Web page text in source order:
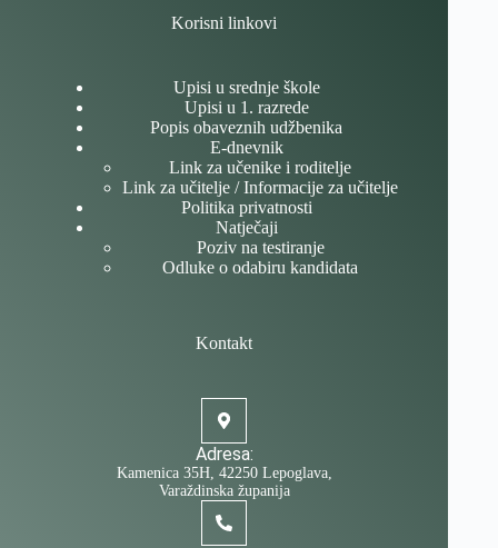
Korisni linkovi
Upisi u srednje škole
Upisi u 1. razrede
Popis obaveznih udžbenika
E-dnevnik
Link za učenike i roditelje
Link za učitelje / Informacije za učitelje
Politika privatnosti
Natječaji
Poziv na testiranje
Odluke o odabiru kandidata
Kontakt
Adresa:
Kamenica 35H, 42250 Lepoglava,
Varaždinska županija